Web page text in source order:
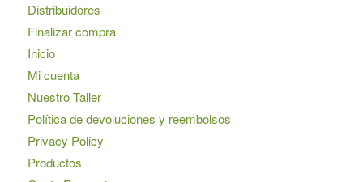
Distribuidores
Finalizar compra
Inicio
Mi cuenta
Nuestro Taller
Política de devoluciones y reembolsos
Privacy Policy
Productos